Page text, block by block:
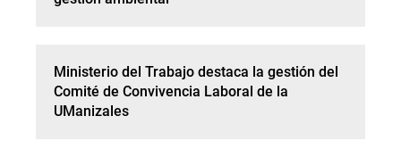
Ministerio del Trabajo destaca la gestión del
Comité de Convivencia Laboral de la
UManizales